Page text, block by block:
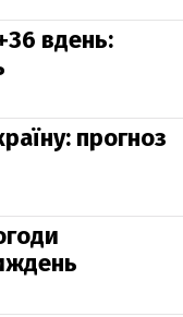
вдень:
прогноз